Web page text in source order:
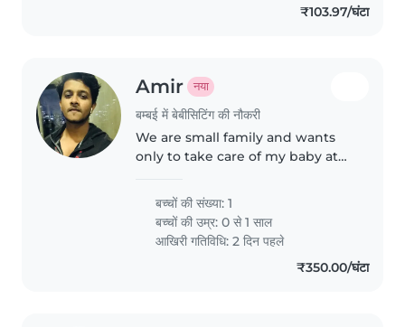
₹103.97/घंटा
Amir नया
बम्बई में बेबीसिटिंग की नौकरी
We are small family and wants
only to take care of my baby at
बच्चों की संख्या: 1
बच्चों की उम्र:0 से 1 साल
आखिरी गतिविधि: 2 दिन पहले
₹350.00/घंटा